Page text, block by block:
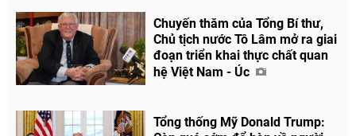
Chuyến thăm của Tổng Bí thư,
Chủ tịch nước Tô Lâm mở ra giai
đoạn triển khai thực chất quan
hệ Việt Nam - Úc
Tổng thống Mỹ Donald Trump: